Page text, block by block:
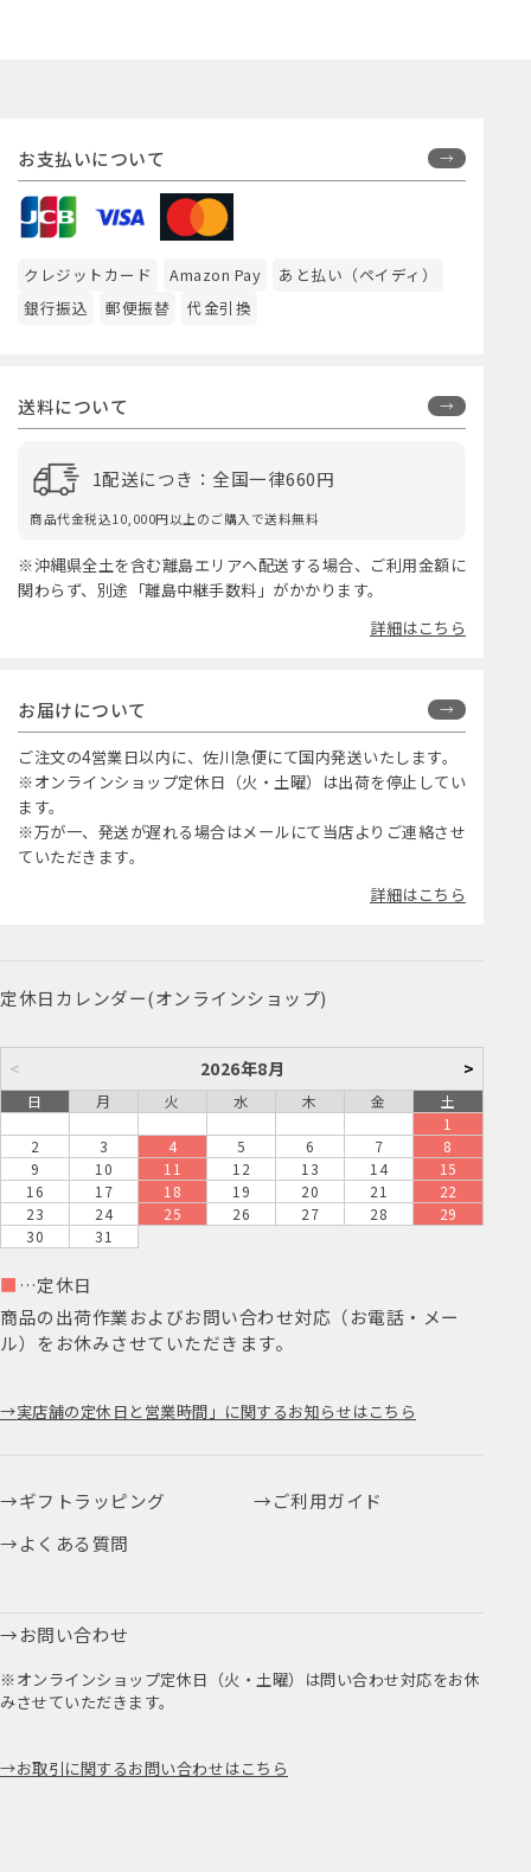
お支払いについて
クレジットカード Amazon Pay
あと払い（ペイディ）
銀行振込
郵便振替 代金引換
送料について
1配送につき：全国一律660円
商品代金税込10,000円以上のご購入で送料無料
※沖縄県全土を含む離島エリアへ配送する場合、ご利用金額に
関わらず、別途「離島中継手数料」がかかります。
詳細はこちら
お届けについて
ご注文の4営業日以内に、佐川急便にて国内発送いたします。
※オンラインショップ定休日（火・土曜）は出荷を停止してい
ます。
※万が一、発送が遅れる場合はメールにて当店よりご連絡させ
ていただきます。
詳細はこちら
定休日カレンダー(オンラインショップ)
< 2026年8月 >
日 月 火 水 木 金
土
1
2
3 4 5 6 7
8
9
10 11 12 13 14
15
16
17 18 19 20 21
22
23
24 25 26 27 28
29
30
31
■ …定休日
商品の出荷作業およびお問い合わせ対応（お電話・メー
ル）をお休みさせていただきます。
実店舗の定休日と営業時間」に関するお知らせはこちら
ギフトラッピング
ご利用ガイド
よくある質問
お問い合わせ
※オンラインショップ定休日（火・土曜）は問い合わせ対応をお休
みさせていただきます。
お取引に関するお問い合わせはこちら